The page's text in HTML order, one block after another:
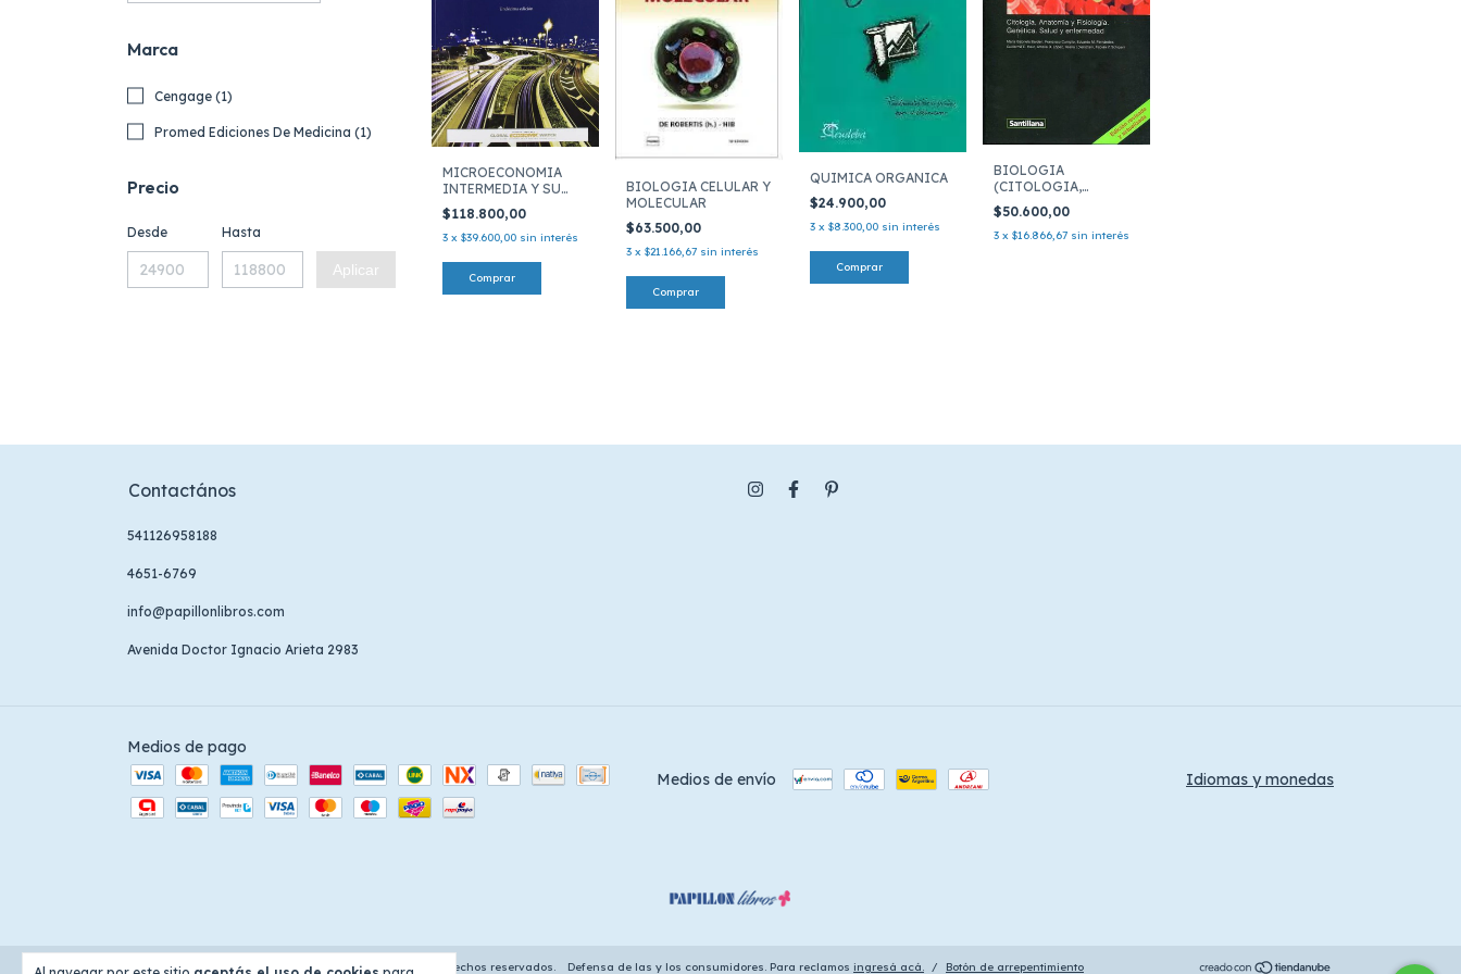
Marca
Cengage (1)
Promed Ediciones De Medicina (1)
Precio
Desde Hasta
Aplicar
MICROECONOMIA
INTERMEDIA Y SU
APLICACION
$118.800,00
3 x $39.600,00 sin interés
BIOLOGIA CELULAR Y
MOLECULAR
$63.500,00
3 x $21.166,67 sin interés
QUIMICA ORGANICA
$24.900,00
3 x $8.300,00 sin interés
BIOLOGIA
(CITOLOGIA,
ANATOMIA Y
FISIOLOGIA.
GENETICA. SALUD Y
$50.600,00
3 x $16.866,67 sin interés
Contactános
541126958188
4651-6769
info@papillonlibros.com
Avenida Doctor Ignacio Arieta 2983
Medios de pago
Medios de envío
Idiomas y monedas
Copyright Papillon Libros - 30710725191 - 2026. Todos los derechos reservados. Defensa de las y los consumidores. Para reclamos ingresá acá. / Botón de arrepentimiento